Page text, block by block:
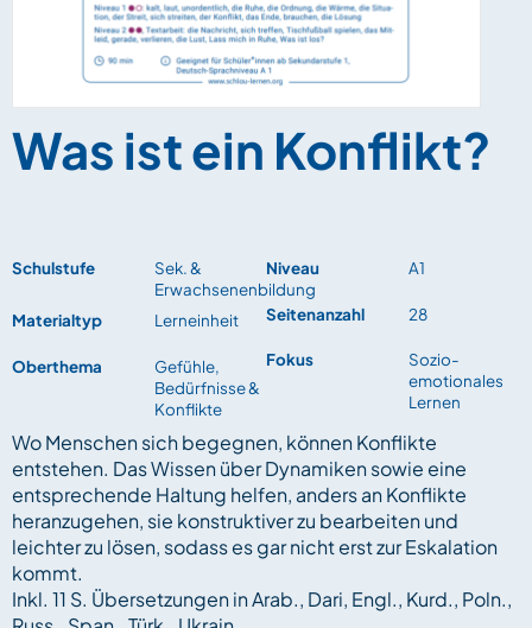
Was ist ein Konflikt?
Schulstufe
Sek. &
Erwachsenenbildung
Materialtyp
Lerneinheit
Oberthema
Gefühle,
Bedürfnisse &
Konflikte
Niveau A1
Seitenanzahl 28
Fokus
Sozio-
emotionales
Lernen
Wo Menschen sich begegnen, können Konflikte
entstehen. Das Wissen über Dynamiken sowie eine
entsprechende Haltung helfen, anders an Konflikte
heranzugehen, sie konstruktiver zu bearbeiten und
leichter zu lösen, sodass es gar nicht erst zur Eskalation
kommt.
Inkl. 11 S. Übersetzungen in Arab., Dari, Engl., Kurd., Poln.,